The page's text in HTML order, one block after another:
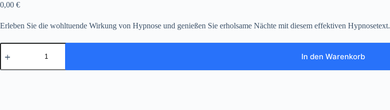
0,00 €
Erleben Sie die wohltuende Wirkung von Hypnose und genießen Sie erholsame Nächte mit diesem effektiven Hypnosetext.
Leichter
Einschlafen
Durchschlafen
In den Warenkorb